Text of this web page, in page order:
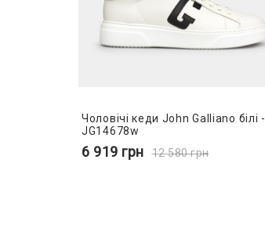
Чоловічі кеди John Galliano білі -
JG14678w
6 919 грн 12 580грн